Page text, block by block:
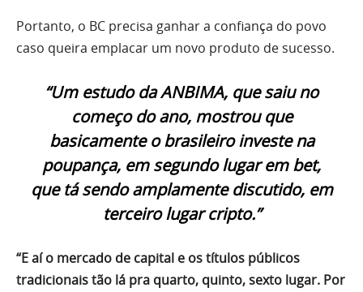
Portanto, o BC precisa ganhar a confiança do povo
caso queira emplacar um novo produto de sucesso.
“Um estudo da ANBIMA, que saiu no
começo do ano, mostrou que
basicamente o brasileiro investe na
poupança, em segundo lugar em bet,
que tá sendo amplamente discutido, em
terceiro lugar cripto.”
“E aí o mercado de capital e os títulos públicos
tradicionais tão lá pra quarto, quinto, sexto lugar. Por